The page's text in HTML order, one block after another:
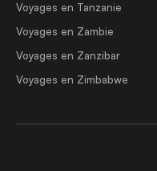
Voyages en Tanzanie
Voyages en Zambie
Voyages en Zanzibar
Voyages en Zimbabwe